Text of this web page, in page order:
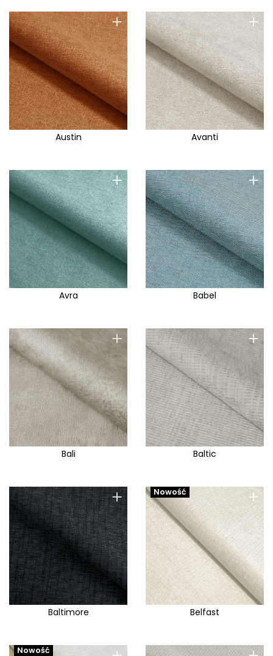
+
Austin
+
Avanti
+
Avra
+
Babel
+
Bali
+
Baltic
+
Baltimore
+
Nowość
Belfast
Nowość